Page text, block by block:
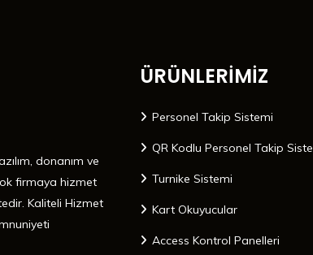
donanım ve
firmaya hizmet
Kaliteli Hizmet
ÜRÜNLERİMİZ
Personel Takip Sistemi
QR Kodlu Personel Takip
Turnike Sistemi
Kart Okuyucular
Access Kontrol Panelleri